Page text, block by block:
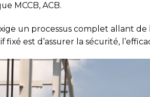
MCCB, ACB.
un processus complet allant
fixé est d’assurer la sécurité,